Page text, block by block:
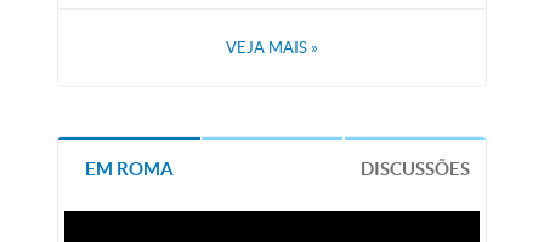
VEJA MAIS »
EM ROMA DISCUSSÕES